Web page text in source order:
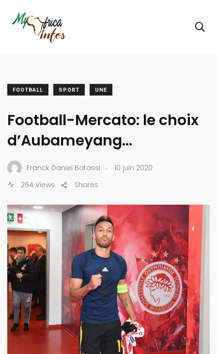
FOOTBALL SPORT UNE
Football-Mercato: le choix
d’Aubameyang…
Franck Daniel Batassi .
10 juin 2020
264 Views
Shares